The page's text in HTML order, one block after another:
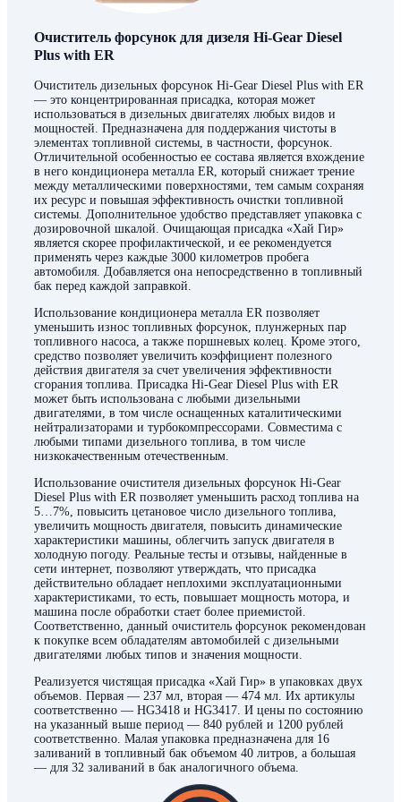
Очиститель форсунок для дизеля Hi-Gear Diesel
Plus with ER
Очиститель дизельных форсунок Hi-Gear Diesel Plus with ER
— это концентрированная присадка, которая может
использоваться в дизельных двигателях любых видов и
мощностей. Предназначена для поддержания чистоты в
элементах топливной системы, в частности, форсунок.
Отличительной особенностью ее состава является вхождение
в него кондиционера металла ER, который снижает трение
между металлическими поверхностями, тем самым сохраняя
их ресурс и повышая эффективность очистки топливной
системы. Дополнительное удобство представляет упаковка с
дозировочной шкалой. Очищающая присадка «Хай Гир»
является скорее профилактической, и ее рекомендуется
применять через каждые 3000 километров пробега
автомобиля. Добавляется она непосредственно в топливный
бак перед каждой заправкой.
Использование кондиционера металла ER позволяет
уменьшить износ топливных форсунок, плунжерных пар
топливного насоса, а также поршневых колец. Кроме этого,
средство позволяет увеличить коэффициент полезного
действия двигателя за счет увеличения эффективности
сгорания топлива. Присадка Hi-Gear Diesel Plus with ER
может быть использована с любыми дизельными
двигателями, в том числе оснащенных каталитическими
нейтрализаторами и турбокомпрессорами. Совместима с
любыми типами дизельного топлива, в том числе
низкокачественным отечественным.
Использование очистителя дизельных форсунок Hi-Gear
Diesel Plus with ER позволяет уменьшить расход топлива на
5…7%, повысить цетановое число дизельного топлива,
увеличить мощность двигателя, повысить динамические
характеристики машины, облегчить запуск двигателя в
холодную погоду. Реальные тесты и отзывы, найденные в
сети интернет, позволяют утверждать, что присадка
действительно обладает неплохими эксплуатационными
характеристиками, то есть, повышает мощность мотора, и
машина после обработки стает более приемистой.
Соответственно, данный очиститель форсунок рекомендован
к покупке всем обладателям автомобилей с дизельными
двигателями любых типов и значения мощности.
Реализуется чистящая присадка «Хай Гир» в упаковках двух
объемов. Первая — 237 мл, вторая — 474 мл. Их артикулы
соответственно — HG3418 и HG3417. И цены по состоянию
на указанный выше период — 840 рублей и 1200 рублей
соответственно. Малая упаковка предназначена для 16
заливаний в топливный бак объемом 40 литров, а большая
— для 32 заливаний в бак аналогичного объема.